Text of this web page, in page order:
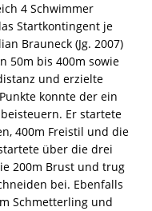
4 Schwimmer
Startkontingent je
Brauneck (Jg. 2007)
50m bis 400m sowie
und erzielte
konnte der ein
Er startete
400m Freistil und die
über die drei
200m Brust und trug
bei. Ebenfalls
Schmetterling und